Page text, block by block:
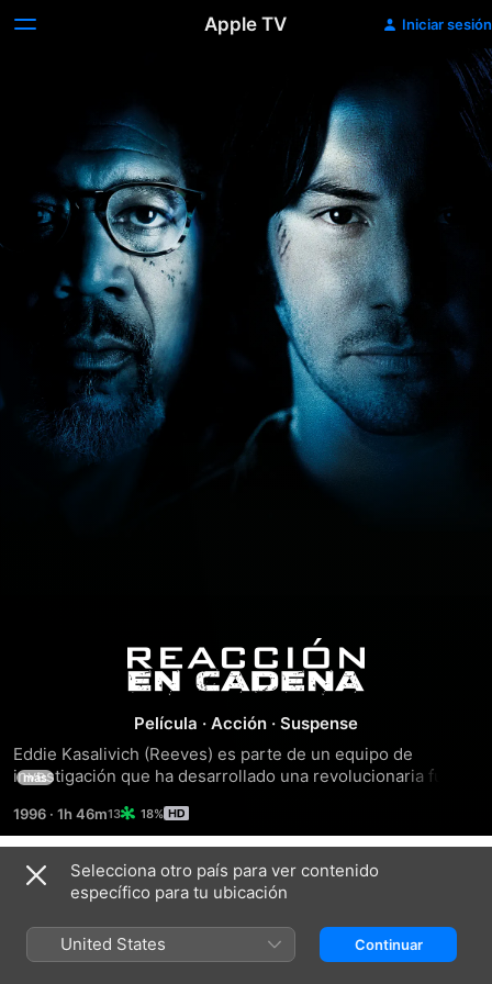
Apple TV Iniciar sesión
Reacción
en
Cadena
Película · Acción · Suspense
Eddie Kasalivich (Reeves) es parte de un equipo de
investigación que ha desarrollado una revolucionaria fuente
su trabajo es destruído y el jefe de su equipo asesinado.
Acusado como principal sospechoso, Eddie rápidaments e
pone en contacto con el único que puede ayudarle: un
poderoso burócrata (Morgan Freeman) que no parece estar
de su parte.
más
1996 · 1h 46m 18%
Tráileres
Selecciona otro país para ver contenido
específico para tu ubicación
United States Continuar